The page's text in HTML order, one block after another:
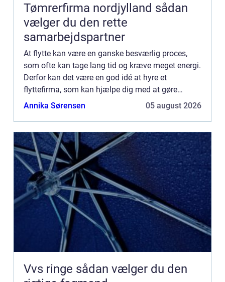
Tømrerfirma nordjylland sådan
vælger du den rette
samarbejdspartner
At flytte kan være en ganske besværlig proces,
som ofte kan tage lang tid og kræve meget energi.
Derfor kan det være en god idé at hyre et
flyttefirma, som kan hjælpe dig med at gøre
flytteprocessen hurtige...
Annika Sørensen 05 august 2026
Vvs ringe sådan vælger du den